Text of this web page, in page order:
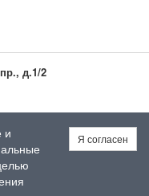
д.1/2
и
Я согласен